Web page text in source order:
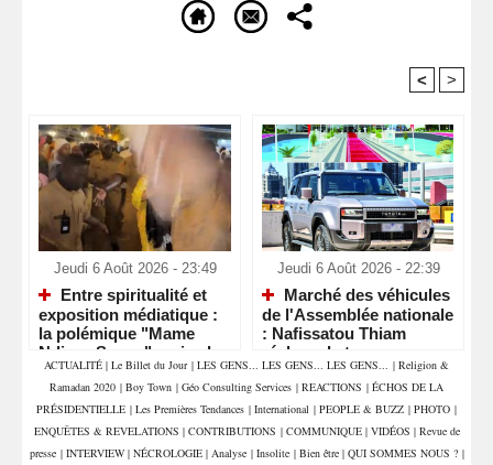
< >
Jeudi 6 Août 2026 - 23:49
Entre spiritualité et
exposition médiatique :
la polémique "Mame
Ndiaye Savon" ravive le
débat sur le respect des
lieux saints
Jeudi 6 Août 2026 - 22:39
Marché des véhicules
de l'Assemblée nationale
: Nafissatou Thiam
réclame la transparence
et interpelle les députés
ACTUALITÉ | Le Billet du Jour | LES GENS... LES GENS... LES GENS... | Religion &
Ramadan 2020 | Boy Town | Géo Consulting Services | REACTIONS | ÉCHOS DE LA
PRÉSIDENTIELLE | Les Premières Tendances | International | PEOPLE & BUZZ | PHOTO |
ENQUÊTES & REVELATIONS | CONTRIBUTIONS | COMMUNIQUE | VIDÉOS | Revue de
presse | INTERVIEW | NÉCROLOGIE | Analyse | Insolite | Bien être | QUI SOMMES NOUS ? |